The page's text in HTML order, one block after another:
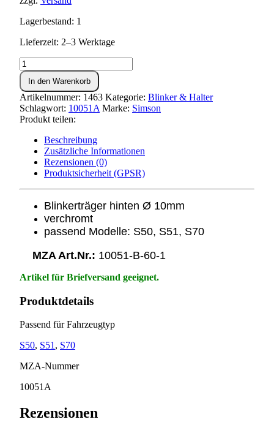
Lagerbestand: 1
Lieferzeit: 2–3 Werktage
Blinkleuchtenhalter
hinten
(chrom)
S50,S51,S70
Menge
In den Warenkorb
Artikelnummer: 1463 Kategorie: Blinker & Halter
Schlagwort: 10051A Marke: Simson
Produkt teilen:
Beschreibung
Zusätzliche Informationen
Rezensionen (0)
Produktsicherheit (GPSR)
Blinkerträger hinten Ø 10mm
verchromt
passend Modelle: S50, S51, S70
MZA Art.Nr.: 10051-B-60-1
Artikel für Briefversand geeignet.
Produktdetails
Passend für Fahrzeugtyp
S50, S51 , S70
MZA-Nummer
10051A
Rezensionen